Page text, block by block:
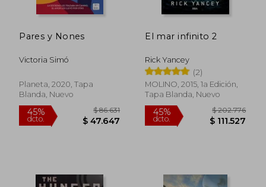
45%
dcto. $ 62.520
6%
dcto. $
Pares y Nones
Victoria Simó
Planeta, 2020, Tapa
Blanda, Nuevo
El mar infinito 2
Rick Yancey
(2)
MOLINO, 2015, 1a Edición,
Tapa Blanda, Nuevo